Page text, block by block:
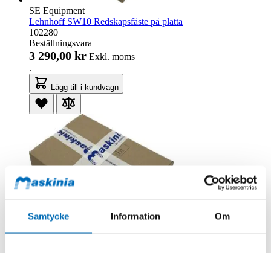
Samtycke Information Om
SE Equipment
Lehnhoff SW10 Redskapsfäste på platta
102280
Beställningsvara
3 290,00 kr Exkl. moms
.
Lägg till i kundvagn